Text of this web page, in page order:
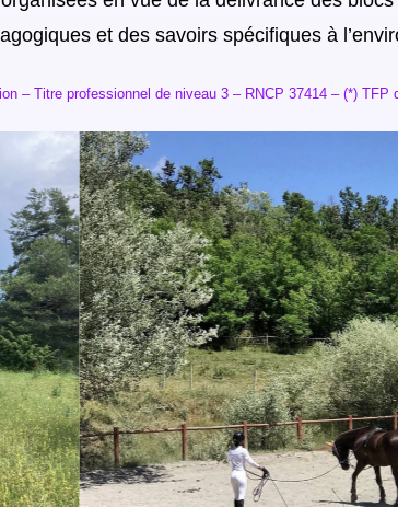
et des savoirs spécifiques à
– Titre professionnel de niveau 3 – RNCP 37414 – (*)